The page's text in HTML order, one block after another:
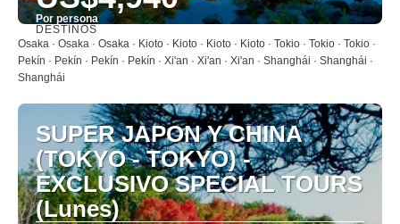
Por persona
Ver
DESTINOS
Osaka · Osaka · Osaka · Kioto · Kioto · Kioto · Kioto · Tokio · Tokio · Tokio ·
Pekín · Pekín · Pekín · Pekín · Xi'an · Xi'an · Xi'an · Shanghái · Shanghái ·
Shanghái
SUPER JAPON Y CHINA
(TOKYO - TOKYO) -
EXCLUSIVO SPECIAL TOURS
(Lunes)